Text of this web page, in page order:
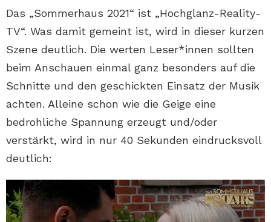
Das „Sommerhaus 2021“ ist „Hochglanz-Reality-
TV“. Was damit gemeint ist, wird in dieser kurzen
Szene deutlich. Die werten Leser*innen sollten
beim Anschauen einmal ganz besonders auf die
Schnitte und den geschickten Einsatz der Musik
achten. Alleine schon wie die Geige eine
bedrohliche Spannung erzeugt und/oder
verstärkt, wird in nur 40 Sekunden eindrucksvoll
deutlich: